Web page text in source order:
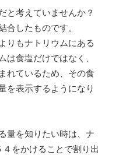
と考えていませんか？
合したものです。
りもナトリウムにある
は食塩だけではなく、
れているため、その食
を表示するようになり
量を知りたい時は、ナ
４をかけることで割り出